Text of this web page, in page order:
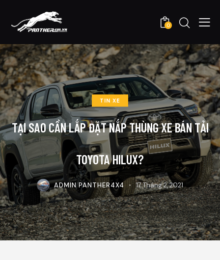
0
TIN XE
TẠI SAO CẦN LẮP ĐẶT NẮP THÙNG XE BÁN TẢI
TOYOTA HILUX?
ADMIN PANTHER4X4 17 Tháng 2, 2021